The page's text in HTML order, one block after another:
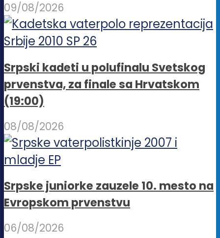
09/08/2026
Srpski kadeti u polufinalu Svetskog
prvenstva, za finale sa Hrvatskom
(19:00)
08/08/2026
Srpske juniorke zauzele 10. mesto na
Evropskom prvenstvu
06/08/2026